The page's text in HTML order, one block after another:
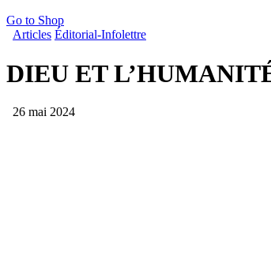
Go to Shop
Articles Éditorial-Infolettre
DIEU ET
26 mai 2024